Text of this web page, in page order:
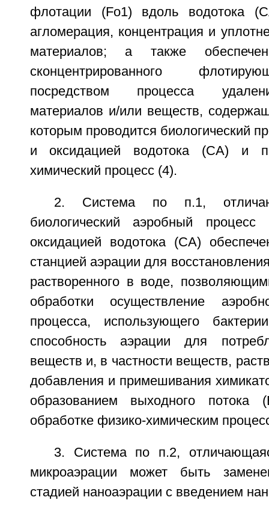
флотации (Fo1) вдоль водотока
агломерация, концентрация и
материалов; а также
сконцентрированного
посредством процесса
материалов и/или веществ,
которым проводится биологический
и оксидацией водотока (СА) и
химический процесс (4).
2. Система по п.1,
биологический аэробный
оксидацией водотока (СА)
станцией аэрации для
растворенного в воде,
обработки осуществление
процесса, использующего
способность аэрации для
веществ и, в частности веществ,
добавления и примешивания
образованием выходного потока
обработке физико-химическим
3. Система по п.2,
микроаэрации может быть
стадией наноаэрации с введением